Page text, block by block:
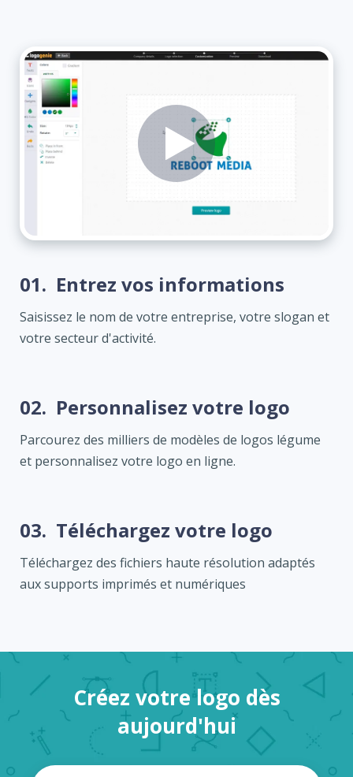
01. Entrez vos informations
Saisissez le nom de votre entreprise, votre slogan et
votre secteur d'activité.
02. Personnalisez votre logo
Parcourez des milliers de modèles de logos légume
et personnalisez votre logo en ligne.
03. Téléchargez votre logo
Téléchargez des fichiers haute résolution adaptés
aux supports imprimés et numériques
Créez votre logo dès
aujourd'hui